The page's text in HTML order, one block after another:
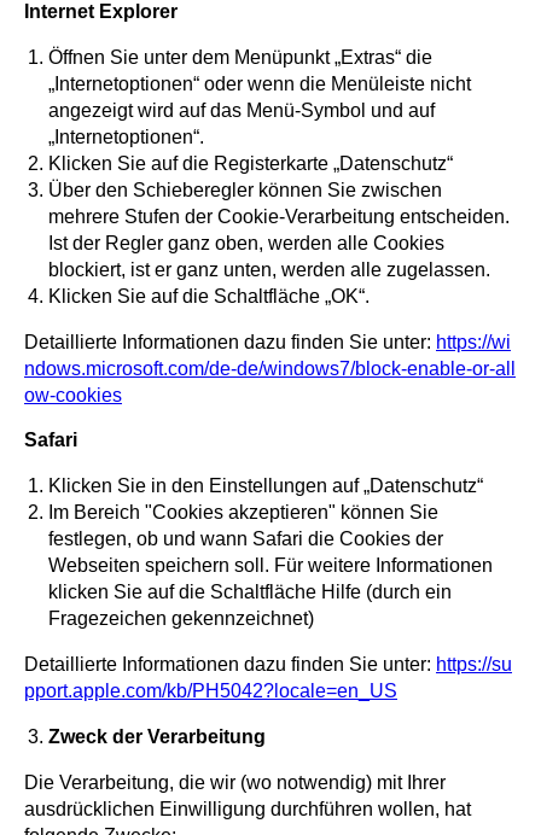
Internet Explorer
Öffnen Sie unter dem Menüpunkt „Extras“ die
„Internetoptionen“ oder wenn die Menüleiste nicht
angezeigt wird auf das Menü-Symbol und auf
„Internetoptionen“.
Klicken Sie auf die Registerkarte „Datenschutz“
Über den Schieberegler können Sie zwischen
mehrere Stufen der Cookie-Verarbeitung entscheiden.
Ist der Regler ganz oben, werden alle Cookies
blockiert, ist er ganz unten, werden alle zugelassen.
Klicken Sie auf die Schaltfläche „OK“.
Detaillierte Informationen dazu finden Sie unter: https://wi
ndows.microsoft.com/de-de/windows7/block-enable-or-all
ow-cookies
Safari
Klicken Sie in den Einstellungen auf „Datenschutz“
Im Bereich "Cookies akzeptieren" können Sie
festlegen, ob und wann Safari die Cookies der
Webseiten speichern soll. Für weitere Informationen
klicken Sie auf die Schaltfläche Hilfe (durch ein
Fragezeichen gekennzeichnet)
Detaillierte Informationen dazu finden Sie unter: https://su
pport.apple.com/kb/PH5042?locale=en_US
Zweck der Verarbeitung
Die Verarbeitung, die wir (wo notwendig) mit Ihrer
ausdrücklichen Einwilligung durchführen wollen, hat